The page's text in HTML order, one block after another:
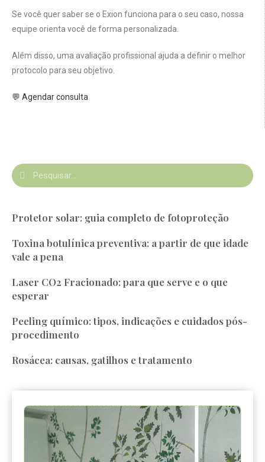
Se você quer saber se o Exion funciona para o seu caso, nossa
equipe orienta você de forma personalizada.
Além disso, uma avaliação profissional ajuda a definir o melhor
protocolo para seu objetivo.
💬 Agendar consulta
Protetor solar: guia completo de fotoproteção
Toxina botulínica preventiva: a partir de que idade
vale a pena
Laser CO2 Fracionado: para que serve e o que
esperar
Peeling químico: tipos, indicações e cuidados pós-
procedimento
Rosácea: causas, gatilhos e tratamento